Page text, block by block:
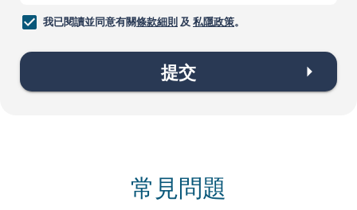
我已閱讀並同意有關條款細則及 私隱政策。
提交
常見問題